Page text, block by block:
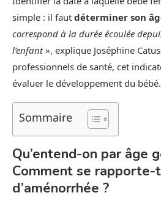
simple : il faut déterminer son
correspond à la durée écoulée
l’enfant», explique Joséphine
professionnels de santé, cet
évaluer le développement du bébé.
Sommaire
Qu’entend-on par âge
Comment se rapporte-
d’aménorrhée ?